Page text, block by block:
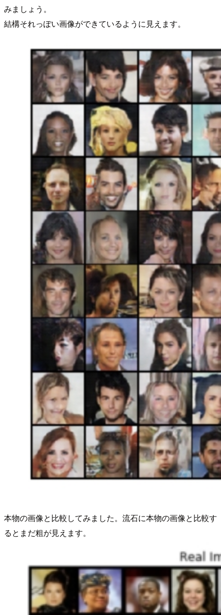
みましょう。
結構それっぽい画像ができているように見えます。
本物の画像と比較してみました。流石に本物の画像と比較す
るとまだ粗が見えます。